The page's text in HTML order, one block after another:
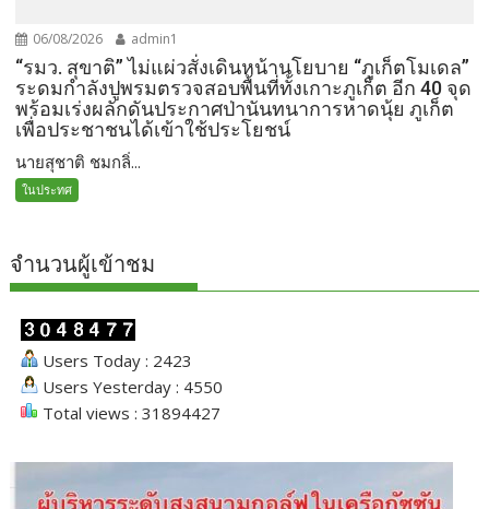
06/08/2026 admin1
“รมว. สุขาติ” ไม่แผ่วสั่งเดินหน้านโยบาย “ภูเก็ตโมเดล”
ระดมกำลังปูพรมตรวจสอบพื้นที่ทั้งเกาะภูเก็ต อีก 40 จุด
พร้อมเร่งผลักดันประกาศป่านันทนาการหาดนุ้ย ภูเก็ต
เพื่อประชาชนได้เข้าใช้ประโยชน์
นายสุชาติ ชมกลิ่...
ในประทศ
จำนวนผู้เข้าชม
Users Today : 2423
Users Yesterday : 4550
Total views : 31894427